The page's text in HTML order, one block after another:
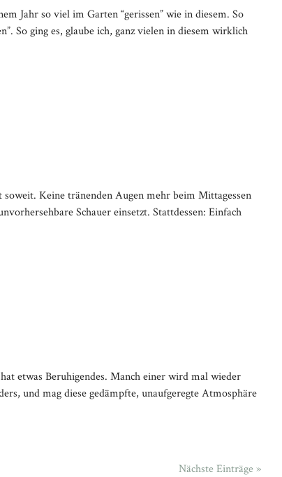
Jahr so viel im Garten “gerissen” wie in diesem. So
So ging es, glaube ich, ganz vielen in diesem wirklich
Keine tränenden Augen mehr beim Mittagessen
Schauer einsetzt. Stattdessen: Einfach
etwas Beruhigendes. Manch einer wird mal wieder
und mag diese gedämpfte, unaufgeregte Atmosphäre
Nächste Einträge »